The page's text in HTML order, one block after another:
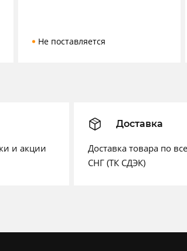
Не поставляется
и акции
Доставка
Доставка товара по
СНГ (ТК СДЭК)